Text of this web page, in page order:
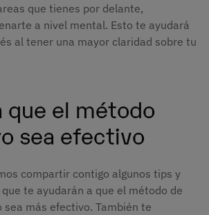
que tienes por delante,
a nivel mental. Esto te ayudará
al tener una mayor claridad sobre tu
que el método
sea efectivo
compartir contigo algunos tips y
te ayudarán a que el método de
sea más efectivo. También te